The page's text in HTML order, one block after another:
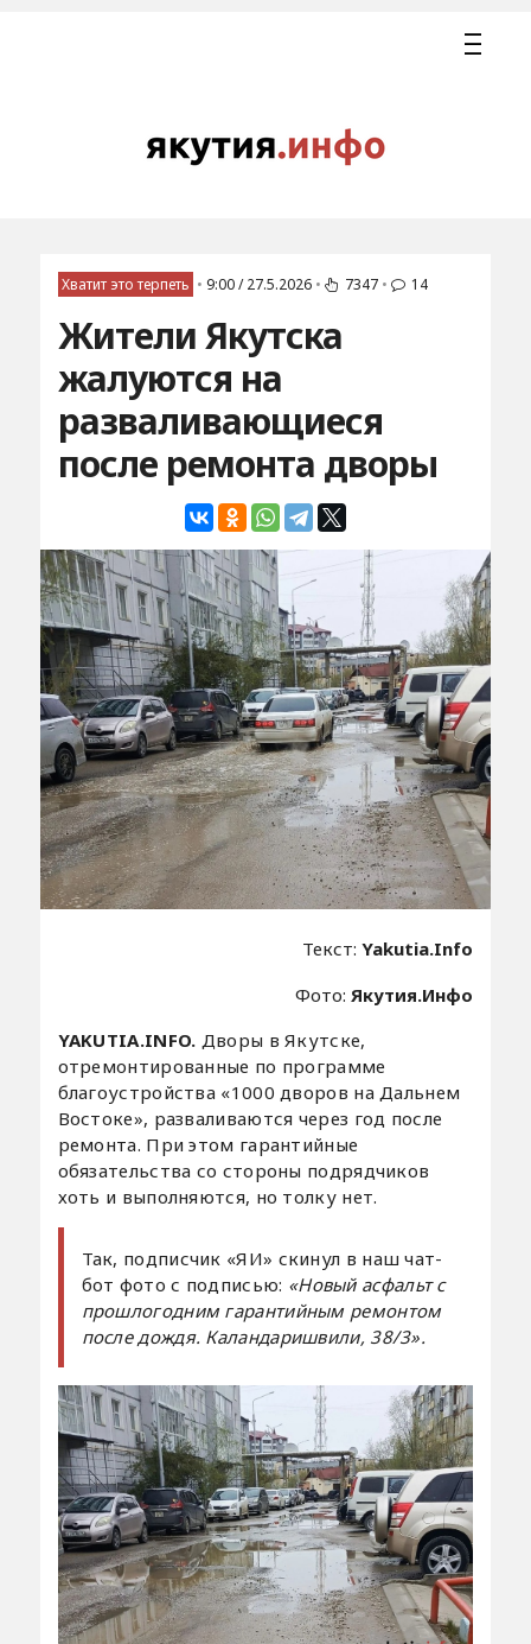
Хватит это терпеть • 9:00 / 27.5.2026 • 7347 • 14
Жители Якутска
жалуются на
разваливающиеся
после ремонта дворы
Текст:Yakutia.Info
Фото: Якутия.Инфо
YAKUTIA.INFO. Дворы в Якутске,
отремонтированные по программе
благоустройства «1000 дворов на Дальнем
Востоке», разваливаются через год после
ремонта. При этом гарантийные
обязательства со стороны подрядчиков
хоть и выполняются, но толку нет.
Так, подписчик «ЯИ» скинул в наш чат-
бот фото с подписью: «Новый асфальт с
прошлогодним гарантийным ремонтом
после дождя. Каландаришвили, 38/3».